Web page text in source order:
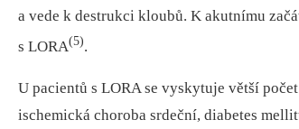
a vede k destrukci kloubů. K akutnímu
s LORA(5).
U pacientů s LORA se vyskytuje větší
ischemická choroba srdeční, diabetes